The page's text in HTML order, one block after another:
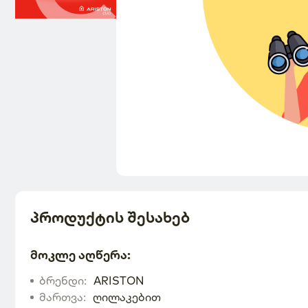
პროდუქტის შესახებ
მოკლე აღწერა:
ბრენდი: ARISTON
მართვა: ღილაკებით